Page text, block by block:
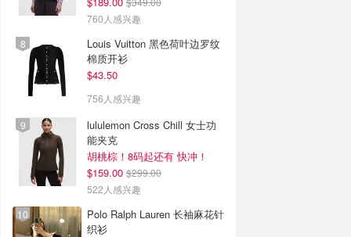
760人感兴趣
Louis Vuitton 黑色荷叶边罗纹
棉质开衫
$43.50
756人感兴趣
lululemon Cross Chill 女士功
能夹克
胡桃棕！8码起还有 快冲！
$159.00 $299.00
522人感兴趣
Polo Ralph Lauren 长袖麻花针
织衫